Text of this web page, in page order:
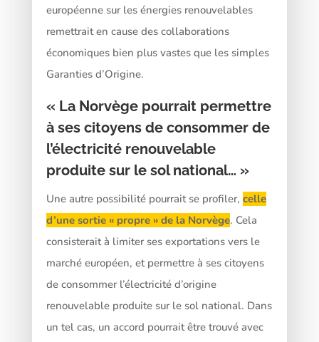
européenne sur les énergies renouvelables
remettrait en cause des collaborations
économiques bien plus vastes que les simples
Garanties d’Origine.
« La Norvège pourrait permettre
à ses citoyens de consommer de
l’électricité renouvelable
produite sur le sol national… »
Une autre possibilité pourrait se profiler, celle
d’une sortie « propre » de la Norvège. Cela
consisterait à limiter ses exportations vers le
marché européen, et permettre à ses citoyens
de consommer l’électricité d’origine
renouvelable produite sur le sol national. Dans
un tel cas, un accord pourrait être trouvé avec